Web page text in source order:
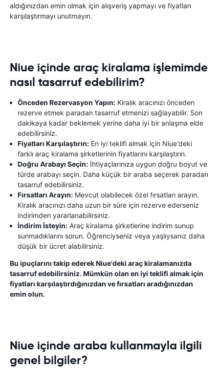
aldığınızdan emin olmak için alışveriş yapmayı ve fiyatları
karşılaştırmayı unutmayın.
Niue içinde araç kiralama işlemimde
nasıl tasarruf edebilirim?
Önceden Rezervasyon Yapın: Kiralık aracınızı önceden
rezerve etmek paradan tasarruf etmenizi sağlayabilir. Son
dakikaya kadar beklemek yerine daha iyi bir anlaşma elde
edebilirsiniz.
Fiyatları Karşılaştırın: En iyi teklifi almak için Niue'deki
farklı araç kiralama şirketlerinin fiyatlarını karşılaştırın.
Doğru Arabayı Seçin: İhtiyaçlarınıza uygun doğru boyut ve
türde arabayı seçin. Daha küçük bir araba seçerek paradan
tasarruf edebilirsiniz.
Fırsatları Arayın: Mevcut olabilecek özel fırsatları arayın.
Kiralık aracınızı daha uzun bir süre için rezerve ederseniz
indirimden yararlanabilirsiniz.
İndirim İsteyin: Araç kiralama şirketlerine indirim sunup
sunmadıklarını sorun. Öğrenciyseniz veya yaşlıysanız daha
düşük bir ücret alabilirsiniz.
Bu ipuçlarını takip ederek Niue'deki araç kiralamanızda
tasarruf edebilirsiniz. Mümkün olan en iyi teklifi almak için
fiyatları karşılaştırdığınızdan ve fırsatları aradığınızdan
emin olun.
Niue içinde araba kullanmayla ilgili
genel bilgiler?